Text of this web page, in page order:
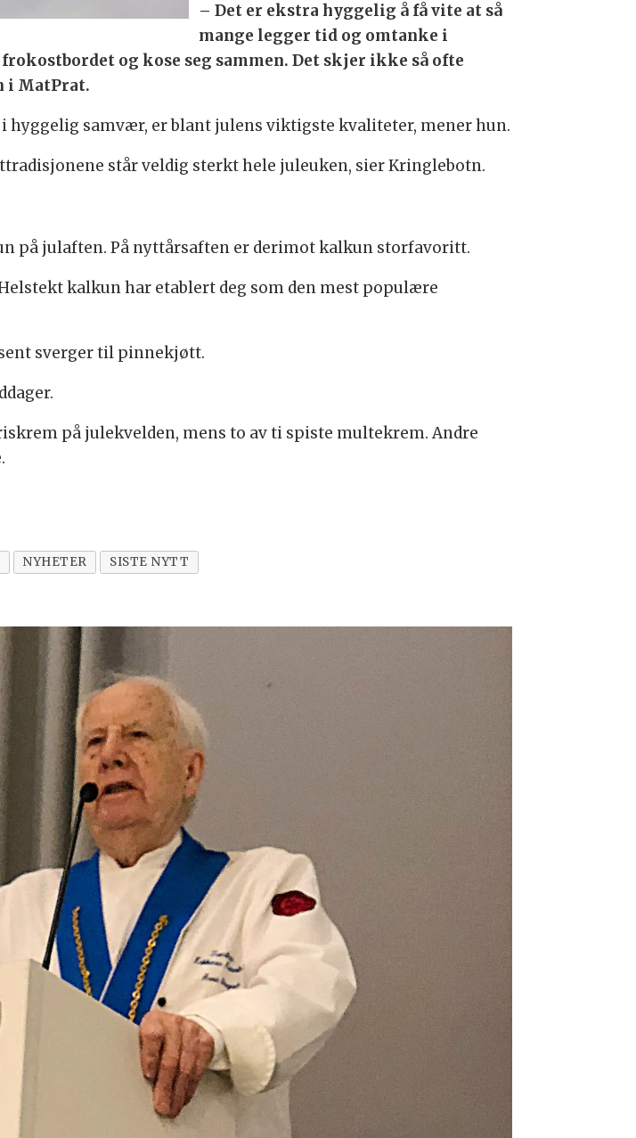
– Det er ekstra hyggelig å få vite at så
mange legger tid og omtanke i
og kose seg sammen. Det skjer ikke så ofte
i MatPrat.
samvær, er blant julens viktigste kvaliteter, mener hun.
står veldig sterkt hele juleuken, sier Kringlebotn.
på julaften. På nyttårsaften er derimot kalkun storfavoritt.
kalkun har etablert deg som den mest populære
sverger til pinnekjøtt.
på julekvelden, mens to av ti spiste multekrem. Andre
NYHETER SISTE NYTT